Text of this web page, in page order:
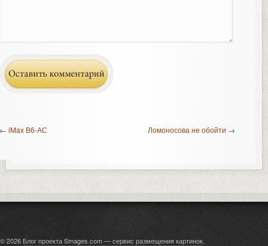
iMax В6-АС Ломоносова не обойти →
© 2026 Блог проекта Smages.com — сервис размещения картинок.